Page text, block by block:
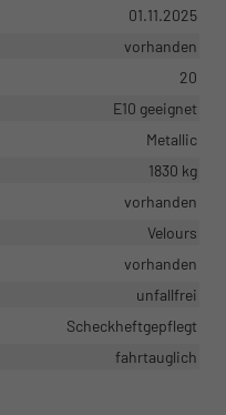
01.11.2025
vorhanden
20
E10 geeignet
Metallic
1830 kg
vorhanden
Velours
vorhanden
unfallfrei
Scheckheftgepflegt
fahrtauglich